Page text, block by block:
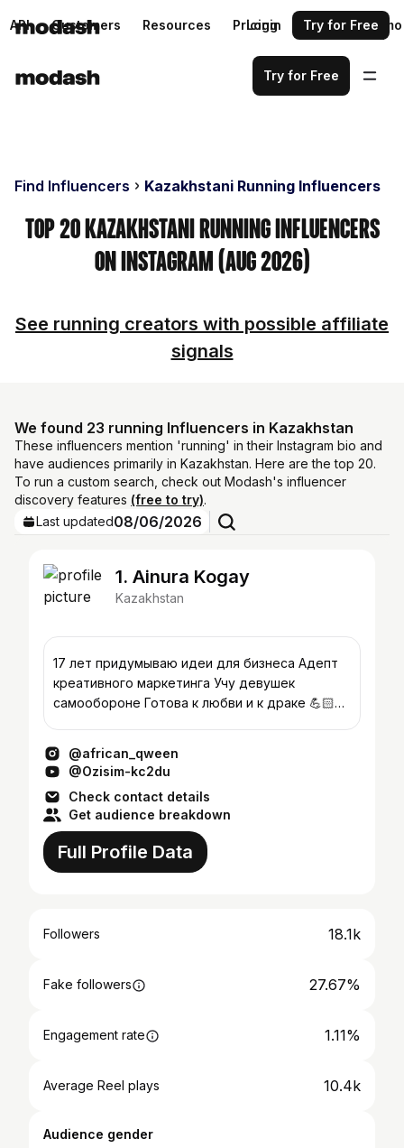
API Customers Resources Pricing Request a demo
Login Try for Free
Try for Free
Find Influencers Kazakhstani Running Influencers
Top 20 Kazakhstani Running Influencers
on Instagram (Aug 2026)
See running creators with possible affiliate
signals
We found 23 running Influencers in Kazakhstan
These influencers mention 'running' in their Instagram bio and
have audiences primarily in Kazakhstan. Here are the top 20.
To run a custom search, check out Modash's influencer
discovery features (free to try).
Last updated08/06/2026
1. Ainura Kogay
Kazakhstan
17 лет придумываю идеи для бизнеса Адепт
креативного маркетинга Учу девушек
самообороне Готова к любви и к драке 💪🏻
@african_qween
@Ozisim-kc2du
Check contact details
Get audience breakdown
Full Profile Data
Followers 18.1k
Fake followers 27.67%
Engagement rate 1.11%
Average Reel plays 10.4k
Audience gender